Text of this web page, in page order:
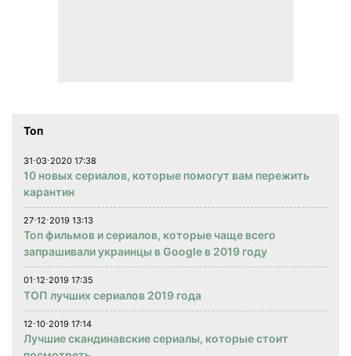
Топ
31⋅03⋅2020 17:38
10 новых сериалов, которые помогут вам пережить
карантин
27⋅12⋅2019 13:13
Топ фильмов и сериалов, которые чаще всего
запрашивали украинцы в Google в 2019 году
01⋅12⋅2019 17:35
ТОП лучших сериалов 2019 года
12⋅10⋅2019 17:14
Лучшие скандинавские сериалы, которые стоит